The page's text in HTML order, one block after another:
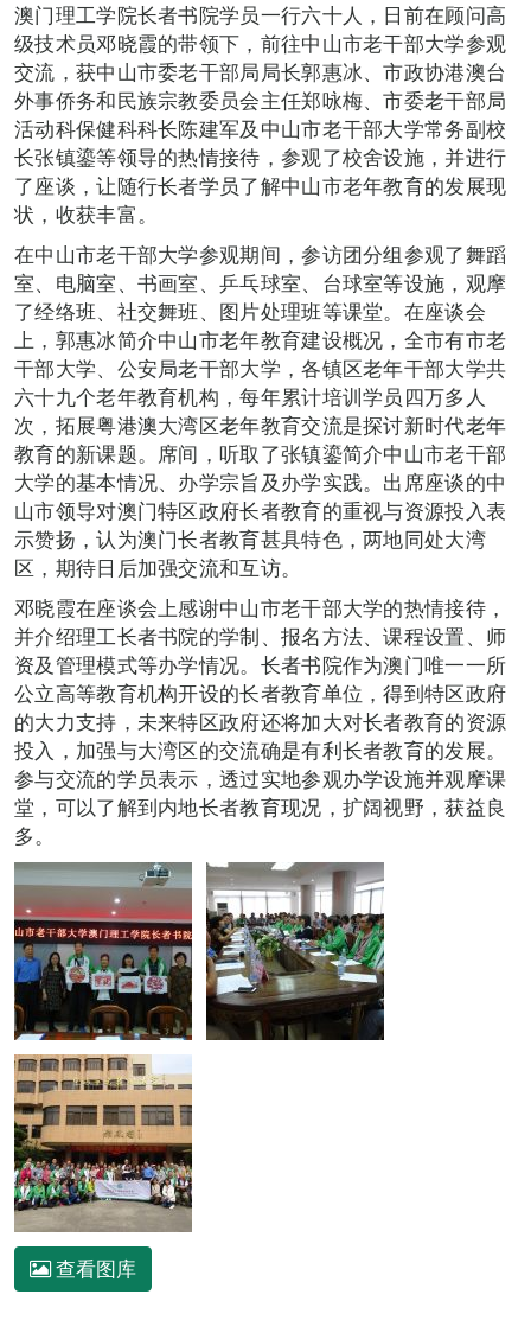
澳门理工学院长者书院学员一行六十人，日前在顾问高
级技术员邓晓霞的带领下，前往中山市老干部大学参观
交流，获中山市委老干部局局长郭惠冰、市政协港澳台
外事侨务和民族宗教委员会主任郑咏梅、市委老干部局
活动科保健科科长陈建军及中山市老干部大学常务副校
长张镇鎏等领导的热情接待，参观了校舍设施，并进行
了座谈，让随行长者学员了解中山市老年教育的发展现
状，收获丰富。
在中山市老干部大学参观期间，参访团分组参观了舞蹈
室、电脑室、书画室、乒乓球室、台球室等设施，观摩
了经络班、社交舞班、图片处理班等课堂。在座谈会
上，郭惠冰简介中山市老年教育建设概况，全市有市老
干部大学、公安局老干部大学，各镇区老年干部大学共
六十九个老年教育机构，每年累计培训学员四万多人
次，拓展粤港澳大湾区老年教育交流是探讨新时代老年
教育的新课题。席间，听取了张镇鎏简介中山市老干部
大学的基本情况、办学宗旨及办学实践。出席座谈的中
山市领导对澳门特区政府长者教育的重视与资源投入表
示赞扬，认为澳门长者教育甚具特色，两地同处大湾
区，期待日后加强交流和互访。
邓晓霞在座谈会上感谢中山市老干部大学的热情接待，
并介绍理工长者书院的学制、报名方法、课程设置、师
资及管理模式等办学情况。长者书院作为澳门唯一一所
公立高等教育机构开设的长者教育单位，得到特区政府
的大力支持，未来特区政府还将加大对长者教育的资源
投入，加强与大湾区的交流确是有利长者教育的发展。
参与交流的学员表示，透过实地参观办学设施并观摩课
堂，可以了解到内地长者教育现况，扩阔视野，获益良
多。
查看图库